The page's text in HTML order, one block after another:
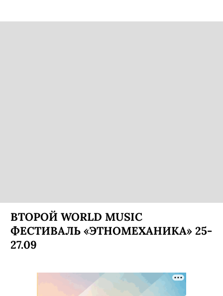
ВТОРОЙ WORLD MUSIC
ФЕСТИВАЛЬ «ЭТНОМЕХАНИКА» 25-
27.09